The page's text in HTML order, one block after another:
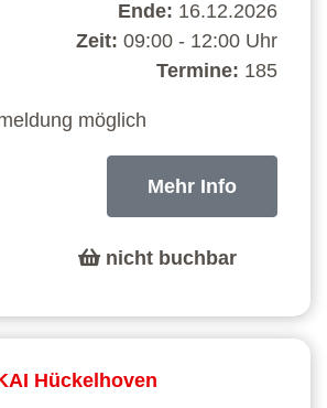
Ende: 16.12.2026
Zeit: 09:00 - 12:00 Uhr
Termine: 185
möglich
Mehr Info
nicht buchbar
Hückelhoven